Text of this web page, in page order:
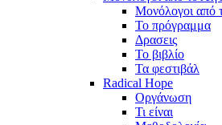
Μονόλογοι από
Το πρόγραμμα
Δρασεις
Το βιβλίο
Τα φεστιβάλ
Radical Hope
Οργάνωση
Τι είναι